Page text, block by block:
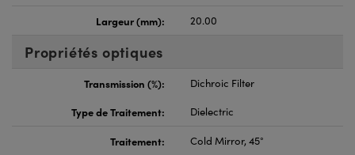
Largeur (mm): 20.00
Propriétés optiques
Transmission (%):
Dichroic Filter
Type de Traitement:
Dielectric
Traitement:
Cold Mirror, 45°